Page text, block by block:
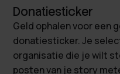
Donatiesticker
Geld ophalen voor een
donatiesticker. Je
organisatie die je wilt
posten van je story